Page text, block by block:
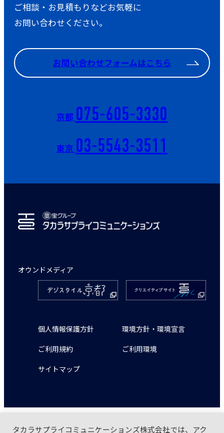
ご相談・お見積もりなどお気軽に
お問い合わせください。
お問い合わせフォームはこちら
京都 075-605-3330
東京 03-5543-3511
オウンドメディア
個人情報保護方針
環境方針・環境宣言
ご利用規約
ご利用環境
サイトマップ
タカラサプライコミュニケーションズ株式会社では、アク